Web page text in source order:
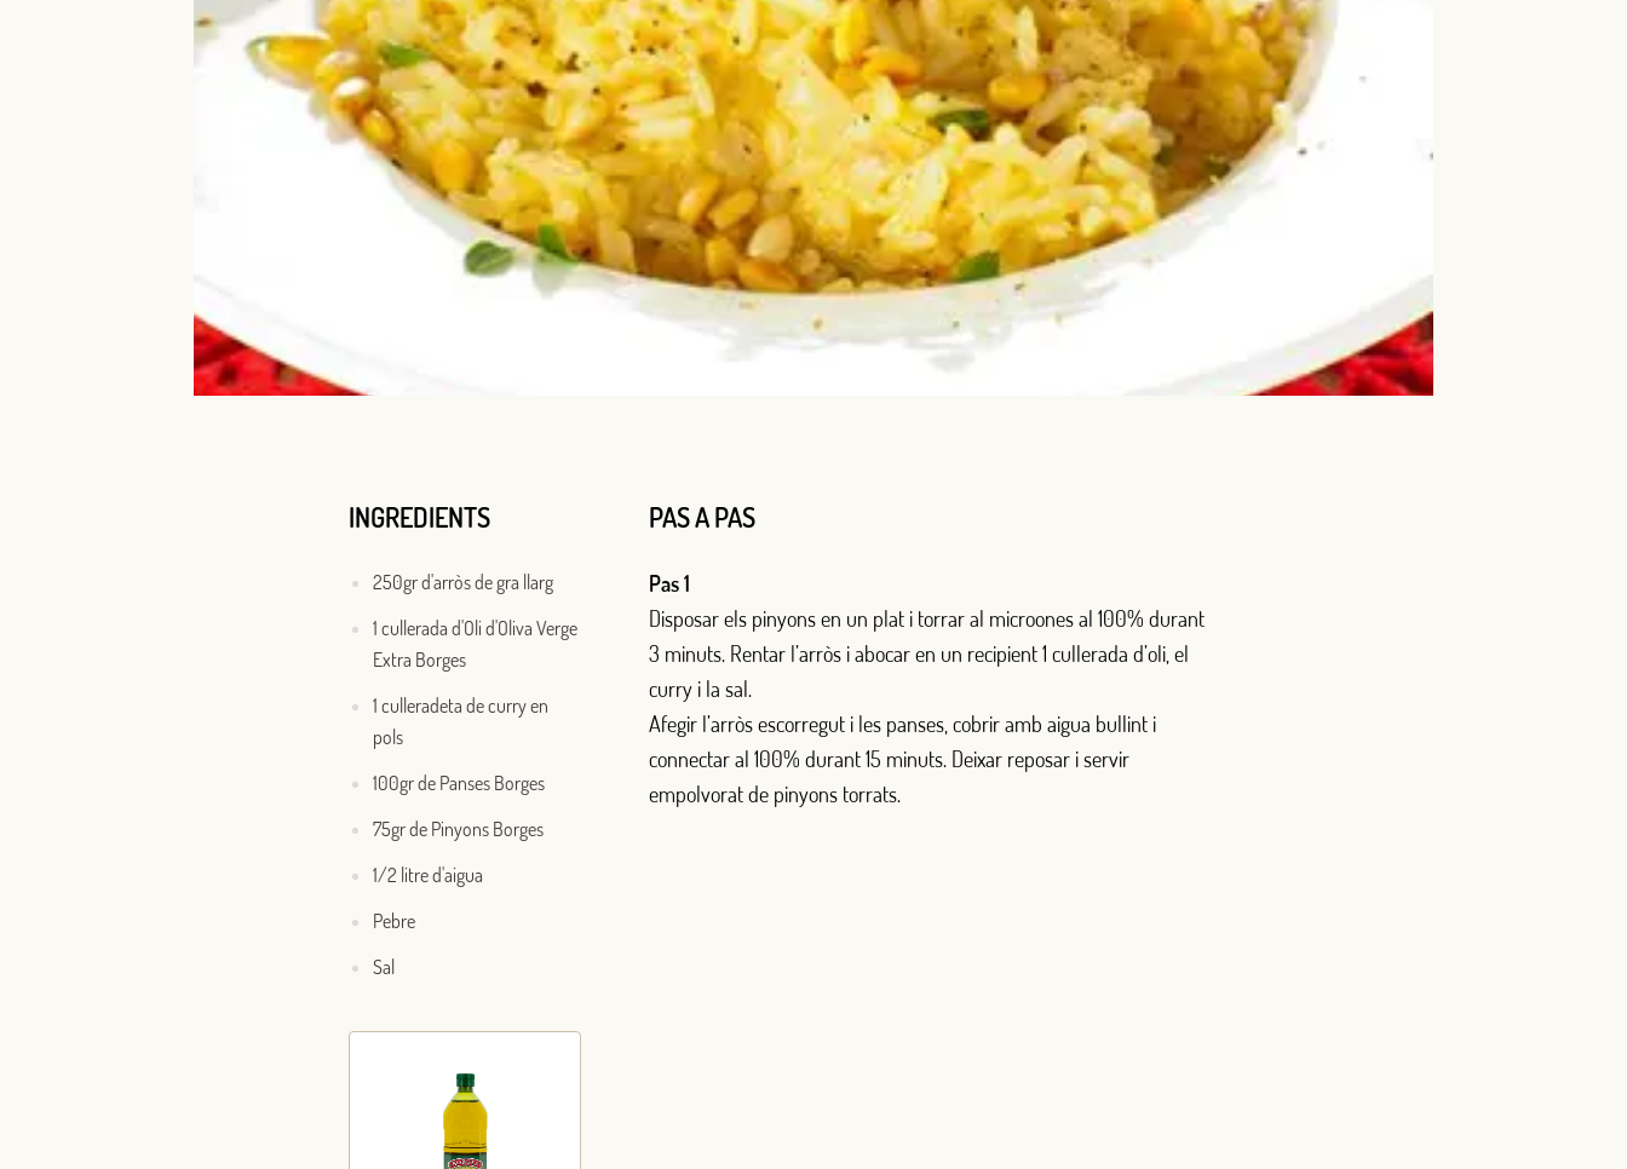
INGREDIENTS
250gr d'arròs de gra llarg
1 cullerada d'Oli d'Oliva Verge
Extra Borges
1 culleradeta de curry en
pols
100gr de Panses Borges
75gr de Pinyons Borges
1/2 litre d'aigua
Pebre
Sal
PAS A PAS
Pas 1
Disposar els pinyons en un plat i torrar al microones al 100% durant
3 minuts. Rentar l’arròs i abocar en un recipient 1 cullerada d’oli, el
curry i la sal.
Afegir l’arròs escorregut i les panses, cobrir amb aigua bullint i
connectar al 100% durant 15 minuts. Deixar reposar i servir
empolvorat de pinyons torrats.